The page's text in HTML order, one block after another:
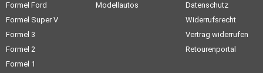
Formel Ford
Formel Super V
Formel 3
Formel 2
Formel 1
Modellautos
Datenschutz
Widerrufsrecht
Vertrag widerrufen
Retourenportal